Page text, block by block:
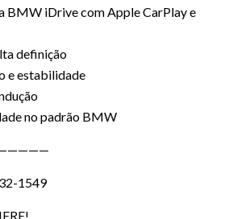
BMW iDrive com Apple CarPlay e
definição
e estabilidade
no padrão BMW
1549